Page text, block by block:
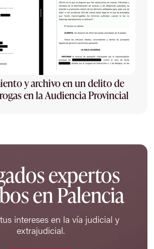
y archivo en un delito de
en la Audiencia Provincial
expertos
en Palencia
intereses en la vía judicial y
extrajudicial.